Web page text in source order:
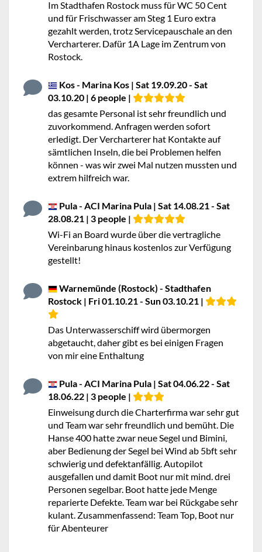
Im Stadthafen Rostock muss für WC 50 Cent
und für Frischwasser am Steg 1 Euro extra
gezahlt werden, trotz Servicepauschale an den
Vercharterer. Dafür 1A Lage im Zentrum von
Rostock.
Kos - Marina Kos | Sat 19.09.20 - Sat
03.10.20 | 6 people |
das gesamte Personal ist sehr freundlich und
zuvorkommend. Anfragen werden sofort
erledigt. Der Vercharterer hat Kontakte auf
sämtlichen Inseln, die bei Problemen helfen
können - was wir zwei Mal nutzen mussten und
extrem hilfreich war.
Pula - ACI Marina Pula | Sat 14.08.21 - Sat
28.08.21 | 3 people |
Wi-Fi an Board wurde über die vertragliche
Vereinbarung hinaus kostenlos zur Verfügung
gestellt!
Warnemünde (Rostock) - Stadthafen
Rostock | Fri 01.10.21 - Sun 03.10.21 |
Das Unterwasserschiff wird übermorgen
abgetaucht, daher gibt es bei einigen Fragen
von mir eine Enthaltung
Pula - ACI Marina Pula | Sat 04.06.22 - Sat
18.06.22 | 3 people |
Einweisung durch die Charterfirma war sehr gut
und Team war sehr freundlich und bemüht. Die
Hanse 400 hatte zwar neue Segel und Bimini,
aber Bedienung der Segel bei Wind ab 5bft sehr
schwierig und defektanfällig. Autopilot
ausgefallen und damit Boot nur mit mind. drei
Personen segelbar. Boot hatte jede Menge
reparierte Defekte. Team war bei Rückgabe sehr
kulant. Zusammenfassend: Team Top, Boot nur
für Abenteurer